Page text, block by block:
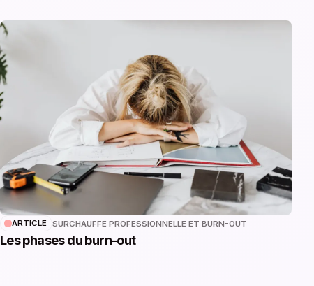
ARTICLE SURCHAUFFE PROFESSIONNELLE ET BURN-OUT
Les phases du burn-out